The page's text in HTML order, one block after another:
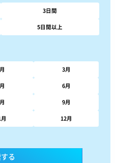
3日間
5日間以上
3月
6月
9月
12月